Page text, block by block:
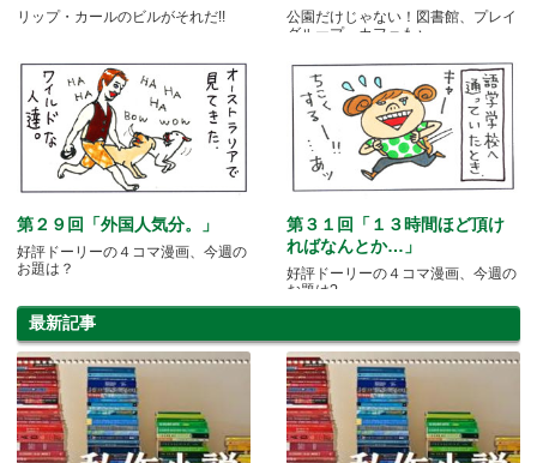
リップ・カールのビルがそれだ!!
公園だけじゃない！図書館、プレイ
グループ、カフェも♪
第２９回「外国人気分。」
好評ドーリーの４コマ漫画、今週の
お題は？
第３１回「１３時間ほど頂け
ればなんとか…」
好評ドーリーの４コマ漫画、今週の
お題は?
最新記事